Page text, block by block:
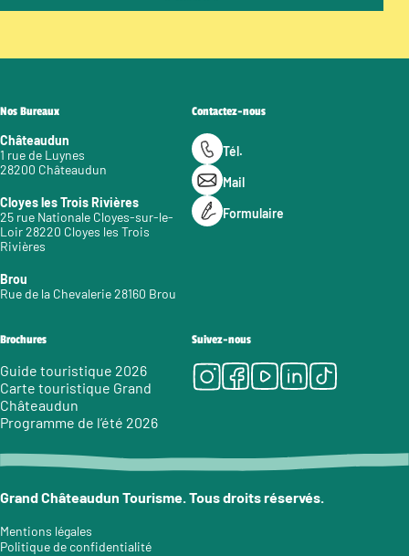
Nos Bureaux
Châteaudun
1 rue de Luynes
28200 Châteaudun
Cloyes les Trois Rivières
25 rue Nationale Cloyes-sur-le-
Loir 28220 Cloyes les Trois
Rivières
Brou
Rue de la Chevalerie 28160 Brou
Contactez-nous
Tél.
Mail
Formulaire
Brochures
Guide touristique 2026
Carte touristique Grand
Châteaudun
Programme de l’été 2026
Suivez-nous
Instagram
Facebook
Youtube
LinkedIn
Tiktok
Grand Châteaudun Tourisme. Tous droits réservés.
Mentions légales
Politique de confidentialité